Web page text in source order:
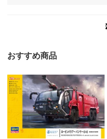
おすすめ商品